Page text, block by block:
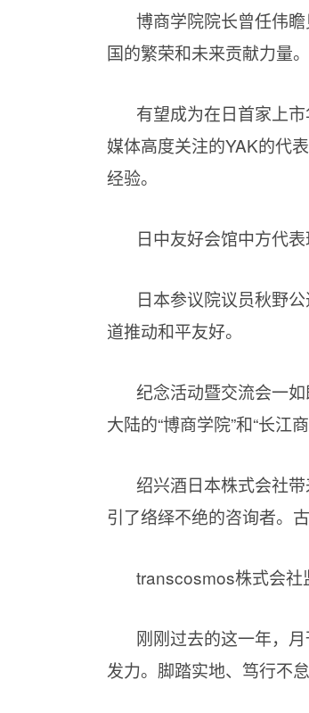
博商学院院长曾任伟
国的繁荣和未来贡献力量。
有望成为在日首家上
媒体高度关注的YAK的代
经验。
日中友好会馆中方代
日本参议院议员秋野
道推动和平友好。
纪念活动暨交流会一
大陆的“博商学院”和“长江
绍兴酒日本株式会社
引了络绎不绝的咨询者。
transcosmos株式会社
刚刚过去的这一年，
发力。脚踏实地、笃行不怠